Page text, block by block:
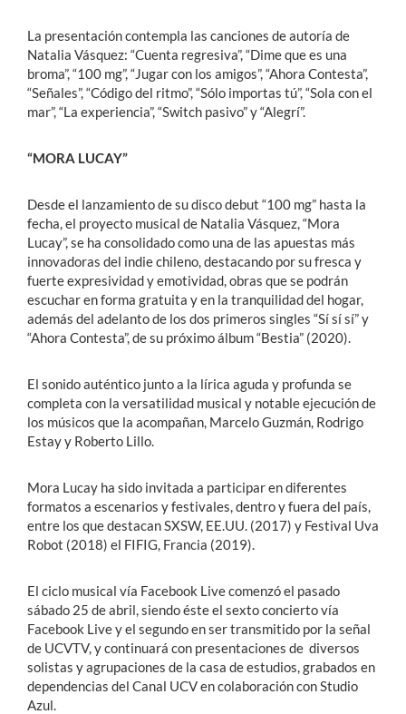
La presentación contempla las canciones de autoría de
Natalia Vásquez: “Cuenta regresiva”, “Dime que es una
broma”, “100 mg”, “Jugar con los amigos”, “Ahora Contesta”,
“Señales”, “Código del ritmo”, “Sólo importas tú”, “Sola con el
mar”, “La experiencia”, “Switch pasivo” y “Alegrí”.
“MORA LUCAY”
Desde el lanzamiento de su disco debut “100 mg” hasta la
fecha, el proyecto musical de Natalia Vásquez, “Mora
Lucay”, se ha consolidado como una de las apuestas más
innovadoras del indie chileno, destacando por su fresca y
fuerte expresividad y emotividad, obras que se podrán
escuchar en forma gratuita y en la tranquilidad del hogar,
además del adelanto de los dos primeros singles “Sí sí sí” y
“Ahora Contesta”, de su próximo álbum “Bestia” (2020).
El sonido auténtico junto a la lírica aguda y profunda se
completa con la versatilidad musical y notable ejecución de
los músicos que la acompañan, Marcelo Guzmán, Rodrigo
Estay y Roberto Lillo.
Mora Lucay ha sido invitada a participar en diferentes
formatos a escenarios y festivales, dentro y fuera del país,
entre los que destacan SXSW, EE.UU. (2017) y Festival Uva
Robot (2018) el FIFIG, Francia (2019).
El ciclo musical vía Facebook Live comenzó el pasado
sábado 25 de abril, siendo éste el sexto concierto vía
Facebook Live y el segundo en ser transmitido por la señal
de UCVTV, y continuará con presentaciones de diversos
solistas y agrupaciones de la casa de estudios, grabados en
dependencias del Canal UCV en colaboración con Studio
Azul.